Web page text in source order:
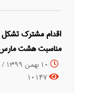
اقدام مشترک تشکل
مناسبت هشت مارس
10 بهمن 1399 /
10147